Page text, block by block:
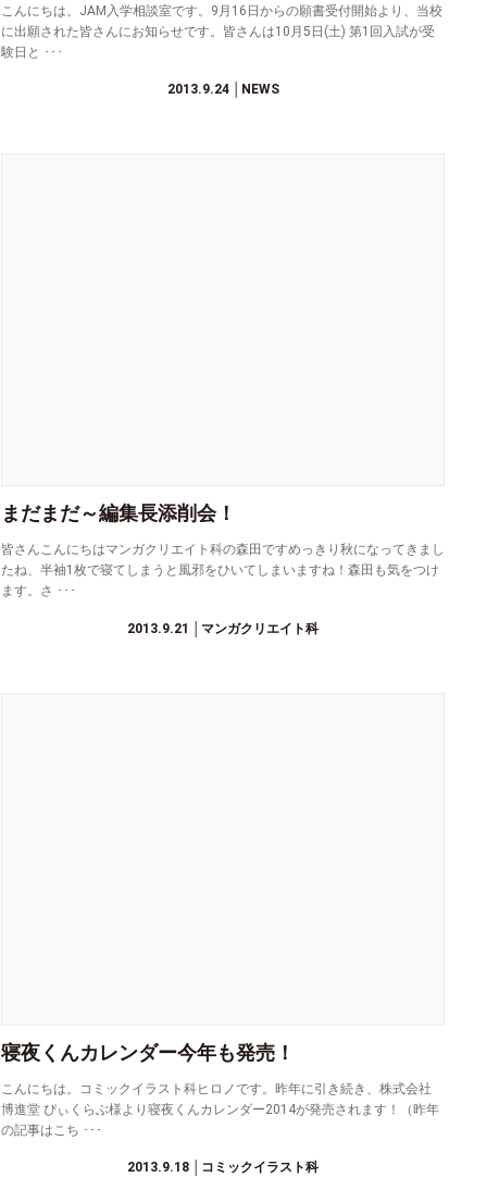
こんにちは。JAM入学相談室です。9月16日からの願書受付開始より、当校
に出願された皆さんにお知らせです。皆さんは10月5日(土) 第1回入試が受
験日と ･･･
2013.9.24│NEWS
まだまだ～編集長添削会！
皆さんこんにちはマンガクリエイト科の森田ですめっきり秋になってきまし
たね、半袖1枚で寝てしまうと風邪をひいてしまいますね！森田も気をつけ
ます。さ ･･･
2013.9.21 │マンガクリエイト科
寝夜くんカレンダー今年も発売！
こんにちは。コミックイラスト科ヒロノです。昨年に引き続き、株式会社
博進堂 ぴぃくらぶ様より寝夜くんカレンダー2014が発売されます！（昨年
の記事はこち ･･･
2013.9.18 │コミックイラスト科